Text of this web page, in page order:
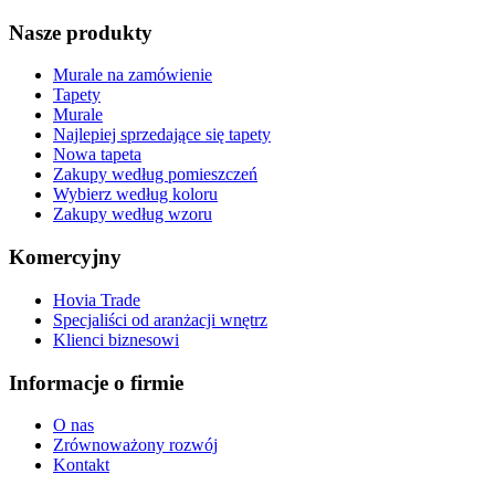
Nasze produkty
Murale na zamówienie
Tapety
Murale
Najlepiej sprzedające się tapety
Nowa tapeta
Zakupy według pomieszczeń
Wybierz według koloru
Zakupy według wzoru
Komercyjny
Hovia Trade
Specjaliści od aranżacji wnętrz
Klienci biznesowi
Informacje o firmie
O nas
Zrównoważony rozwój
Kontakt